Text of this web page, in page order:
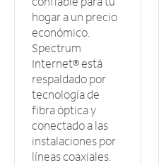
hogar a un precio
económico.
Spectrum
Internet® está
respaldado por
tecnología de
fibra óptica y
conectado a las
instalaciones por
líneas coaxiales.